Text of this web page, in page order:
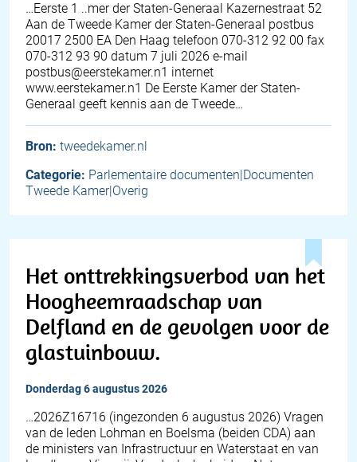
…Eerste 1 ..mer der Staten-Generaal Kazernestraat 52
Aan de Tweede Kamer der Staten-Generaal postbus
20017 2500 EA Den Haag telefoon 070-312 92 00 fax
070-312 93 90 datum 7 juli 2026 e-mail
postbus@eerstekamer.n1 internet
www.eerstekamer.n1 De Eerste Kamer der Staten-
Generaal geeft kennis aan de Tweede…
Bron: tweedekamer.nl
Categorie: Parlementaire documenten|Documenten
Tweede Kamer|Overig
Het onttrekkingsverbod van het
Hoogheemraadschap van
Delfland en de gevolgen voor de
glastuinbouw.
donderdag 6 augustus 2026
… 2026Z16716 (ingezonden 6 augustus 2026) Vragen
van de leden Lohman en Boelsma (beiden CDA) aan
de ministers van Infrastructuur en Waterstaat en van